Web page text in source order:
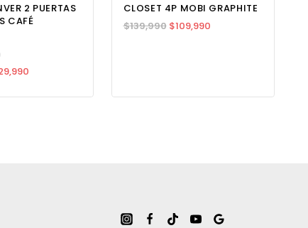
2 PUERTAS
CAFÉ
CLOSET 4P MOBI GRAPHITE
$139,990 $109,990